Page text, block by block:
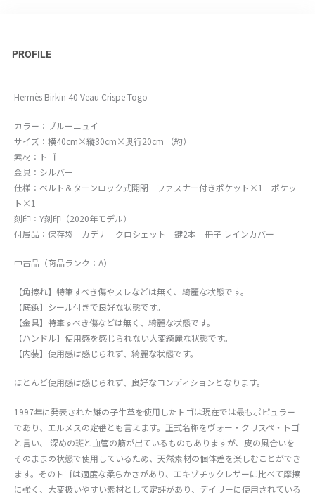
PROFILE
Hermès Birkin 40 Veau Crispe Togo
カラー：ブルーニュイ
サイズ：横40cm×縦30cm×奥行20cm （約）
素材：トゴ
金具：シルバー
仕様：ベルト＆ターンロック式開閉 ファスナー付きポケット×1 ポケッ
ト×1
刻印：Y刻印（2020年モデル）
付属品：保存袋 カデナ クロシェット 鍵2本 冊子 レインカバー
中古品（商品ランク：A）
【角擦れ】特筆すべき傷やスレなどは無く、綺麗な状態です。
【底鋲】シール付きで良好な状態です。
【金具】特筆すべき傷などは無く、綺麗な状態です。
【ハンドル】使用感を感じられない大変綺麗な状態です。
【内装】使用感は感じられず、綺麗な状態です。
ほとんど使用感は感じられず、良好なコンディションとなります。
1997年に発表された雄の子牛革を使用したトゴは現在では最もポピュラー
であり、エルメスの定番とも言えます。正式名称をヴォー・クリスペ・トゴ
と言い、 深めの斑と血管の筋が出ているものもありますが、皮の風合いを
そのままの状態で使用しているため、天然素材の個体差を楽しむことができ
ます。そのトゴは適度な柔らかさがあり、エキゾチックレザーに比べて摩擦
に強く、大変扱いやすい素材として定評があり、デイリーに使用されている